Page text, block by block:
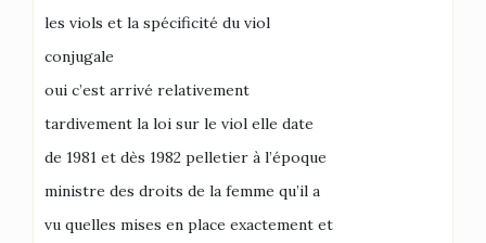
les viols et la spécificité du viol
conjugale
oui c’est arrivé relativement
tardivement la loi sur le viol elle date
de 1981 et dès 1982 pelletier à l’époque
ministre des droits de la femme qu’il a
vu quelles mises en place exactement et